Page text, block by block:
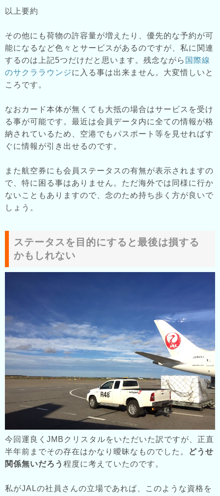
以上要約
その他にも荷物の許容量が増えたり、優先的な予約が可
能になるなど色々とサービスがあるのですが、私に関連
するのは上記5つだけだと思います。残念ながら 国際線
のサクララウンジに入る事は出来ません。大変惜しいと
ころです。
なおカード本体が無くても大抵の場合はサービスを受け
る事が可能です。最近は会員データ内に全ての情報が格
納されているため、空港でもパスポート等を見せればす
ぐに情報が引き出せるのです。
また航空券にも会員ステータスの有無が表示されますの
で、特に困る事はありません。ただ海外では同様に行か
ないこともありますので、念のため持ち歩く方が良いで
しょう。
ステータスを目的にすると最後は損する
かもしれない
今回運良くJMBクリスタルをいただいた訳ですが、正直
半年前までその存在はかなり曖昧なものでした。
どうせ
関係無いだろう 程度に考えていたのです。
私がJALの社員さんの立場であれば、このような資格を